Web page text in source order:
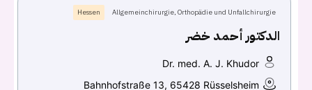
Allgemeinchirurgie, Orthopädie und Unfallchirurgie
Hessen
الدكتور أحمد خضر
Dr. med. A. J. Khudor
Bahnhofstraße 13, 65428 Rüsselsheim